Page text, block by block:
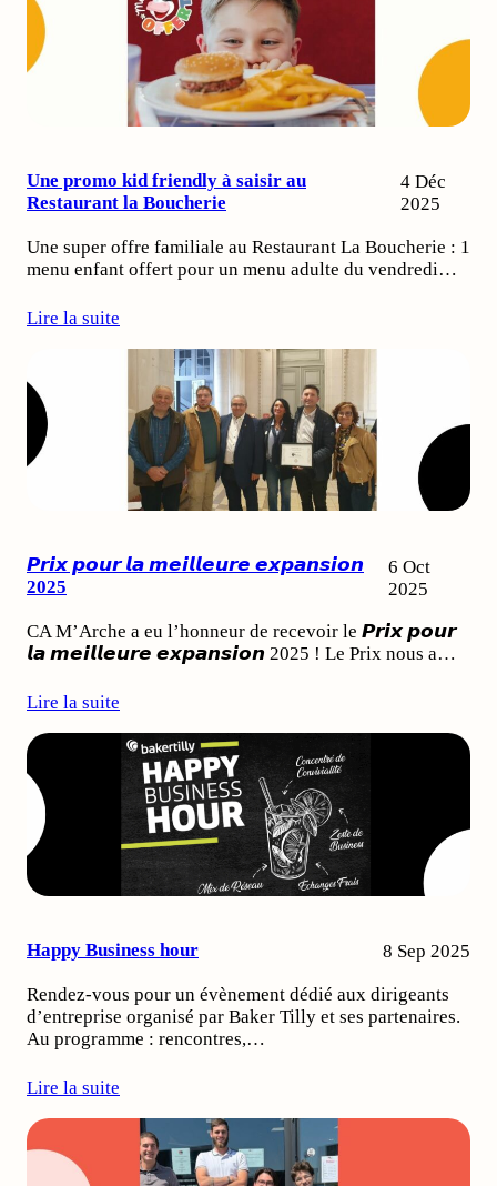
Une promo kid friendly à saisir au
Restaurant la Boucherie
4 Déc
2025
Une super offre familiale au Restaurant La Boucherie : 1
menu enfant offert pour un menu adulte du vendredi…
Lire la suite
𝙋𝙧𝙞𝙭 𝙥𝙤𝙪𝙧 𝙡𝙖 𝙢𝙚𝙞𝙡𝙡𝙚𝙪𝙧𝙚 𝙚𝙭𝙥𝙖𝙣𝙨𝙞𝙤𝙣
2025
6 Oct
2025
CA M’Arche a eu l’honneur de recevoir le 𝙋𝙧𝙞𝙭 𝙥𝙤𝙪𝙧
𝙡𝙖 𝙢𝙚𝙞𝙡𝙡𝙚𝙪𝙧𝙚 𝙚𝙭𝙥𝙖𝙣𝙨𝙞𝙤𝙣 2025 ! Le Prix nous a…
Lire la suite
Happy Business hour 8 Sep 2025
Rendez-vous pour un évènement dédié aux dirigeants
d’entreprise organisé par Baker Tilly et ses partenaires.
Au programme : rencontres,…
Lire la suite